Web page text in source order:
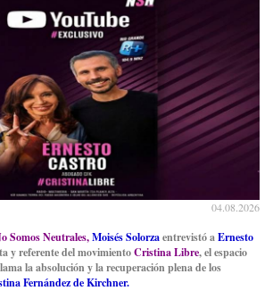
: Asumimos una nueva etapa en el
de Campana, con el orgullo de que el
Ver en X
04.08.2026
Somos Neutrales,Moisés Solorzaentrevistó aErnesto
y referente del movimientoCristina Libre, el espacio
la absolución y la recuperación plena de los
Fernández de Kirchner.